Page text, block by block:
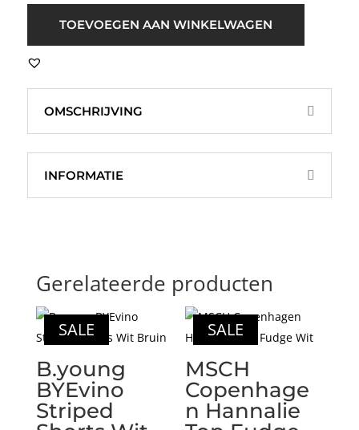
Blazer
aantal
TOEVOEGEN AAN WINKELWAGEN
OMSCHRIJVING
INFORMATIE
Gerelateerde producten
SALE
B.young
BYEvino
Striped
SALE
MSCH
Copenhage
n Hannalie